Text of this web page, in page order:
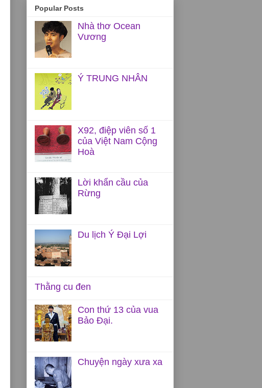
Popular Posts
Nhà thơ Ocean
Vương
Ý TRUNG NHÂN
X92, điệp viên số 1
của Việt Nam Cộng
Hoà
Lời khẩn cầu của
Rừng
Du lịch Ý Đại Lợi
Thằng cu đen
Con thứ 13 của vua
Bảo Đại.
Chuyện ngày xưa xa